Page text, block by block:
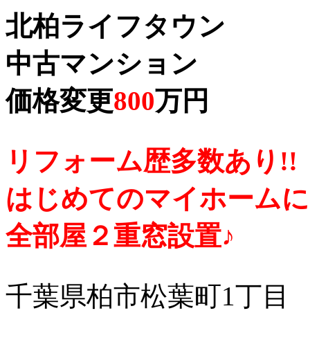
北柏ライフタウン
中古マンション
価格変更800万円
リフォーム歴多数あり!!
はじめてのマイホーム
全部屋２重窓設置♪
千葉県柏市松葉町1丁目